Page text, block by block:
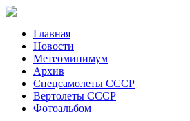
Главная
Новости
Метеоминимум
Архив
Спецсамолеты СССР
Вертолеты СССР
Фотоальбом